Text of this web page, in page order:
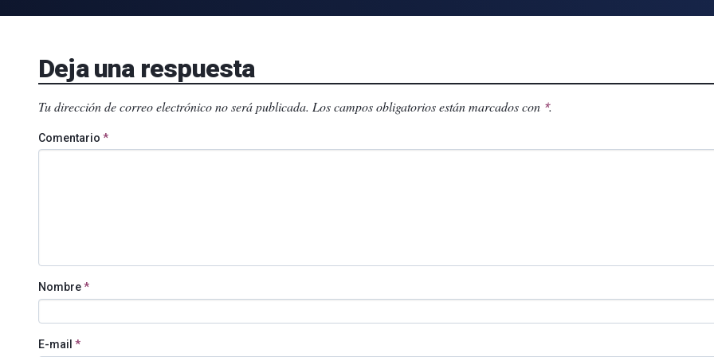
Deja una respuesta
Tu dirección de correo electrónico no será publicada. Los campos obligatorios están marcados con *.
Comentario *
Nombre*
E-mail *